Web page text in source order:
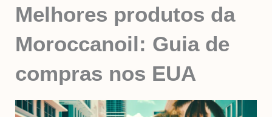
Melhores produtos da
Moroccanoil: Guia de
compras nos EUA